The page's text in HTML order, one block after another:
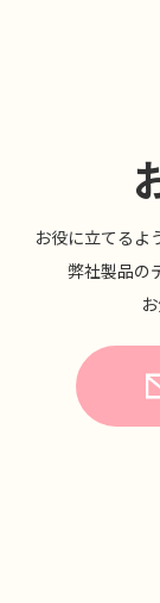
お役に⽴てるよ
弊社製品の